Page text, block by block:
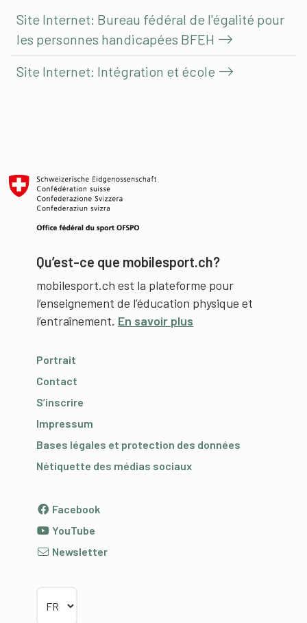
Site Internet: Bureau fédéral de l'égalité pour
les personnes handicapées BFEH
Site Internet: Intégration et école
Qu’est-ce que mobilesport.ch?
mobilesport.ch est la plateforme pour
l’enseignement de l’éducation physique et
l’entraînement. En savoir plus
Portrait
Contact
S’inscrire
Impressum
Bases légales et protection des données
Nétiquette des médias sociaux
Facebook
YouTube
Newsletter